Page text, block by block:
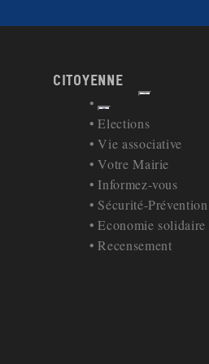
Citoyenne
Retour à la navigation
Elections
Vie associative
Votre Mairie
Informez-vous
Sécurité-Prévention
Economie solidaire
Recensement